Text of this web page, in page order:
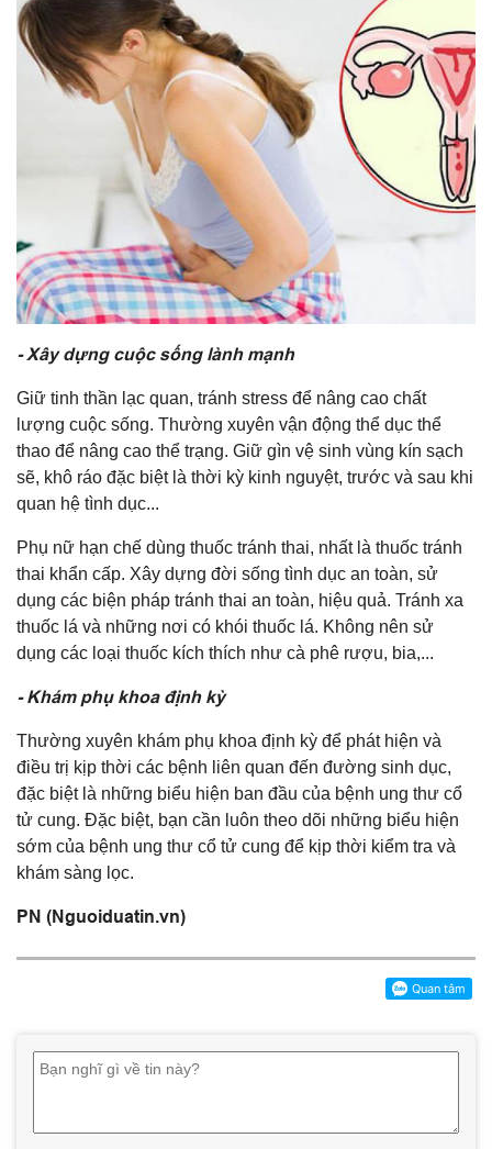
- Xây dựng cuộc sống lành mạnh
Giữ tinh thần lạc quan, tránh stress để nâng cao chất
lượng cuộc sống. Thường xuyên vận động thể dục thể
thao để nâng cao thể trạng. Giữ gìn vệ sinh vùng kín sạch
sẽ, khô ráo đặc biệt là thời kỳ kinh nguyệt, trước và sau khi
quan hệ tình dục...
Phụ nữ hạn chế dùng thuốc tránh thai, nhất là thuốc tránh
thai khẩn cấp. Xây dựng đời sống tình dục an toàn, sử
dụng các biện pháp tránh thai an toàn, hiệu quả. Tránh xa
thuốc lá và những nơi có khói thuốc lá. Không nên sử
dụng các loại thuốc kích thích như cà phê rượu, bia,...
- Khám phụ khoa định kỳ
Thường xuyên khám phụ khoa định kỳ để phát hiện và
điều trị kịp thời các bệnh liên quan đến đường sinh dục,
đặc biệt là những biểu hiện ban đầu của bệnh ung thư cổ
tử cung. Đặc biệt, bạn cần luôn theo dõi những biểu hiện
sớm của bệnh ung thư cổ tử cung để kịp thời kiểm tra và
khám sàng lọc.
PN (Nguoiduatin.vn)